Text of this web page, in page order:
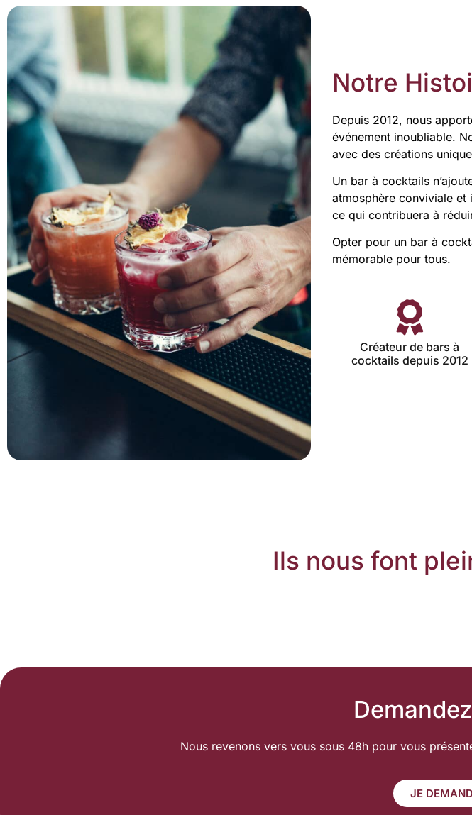
Notre
Depuis 2012, nous
événement inoubliable.
avec des créations
Un bar à cocktails
atmosphère conviviale et
ce qui contribuera à
Opter pour un bar à
mémorable pour tous.
Créateur de bars à
cocktails depuis 2012
Ils nous font
Nous revenons vers vous sous 48h pour vous
JE